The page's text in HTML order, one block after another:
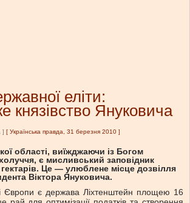
еліти:
князівство Януковича
] [ Українська правда, 31 березня 2010 ]
області, виїжджаючи із Богом
є мисливський заповідник
Це — улюблене місце дозвілля
Віктора Януковича.
Європи є держава Ліхтенштейн площею 16